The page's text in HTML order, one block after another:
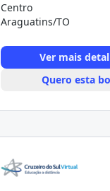
Centro
Araguatins/TO
Ver mais
Quero esta